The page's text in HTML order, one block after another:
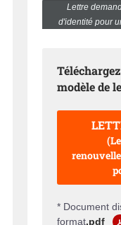
Lettre
d'identité pour
modèle de
* Document
format.pdf